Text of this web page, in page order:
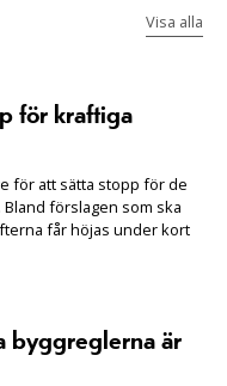
Visa alla
för kraftiga
för att sätta stopp för de
förslagen som ska
får höjas under kort
byggreglerna är